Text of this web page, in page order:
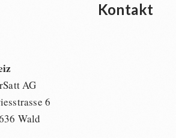
Kontakt
AG
6
Wald